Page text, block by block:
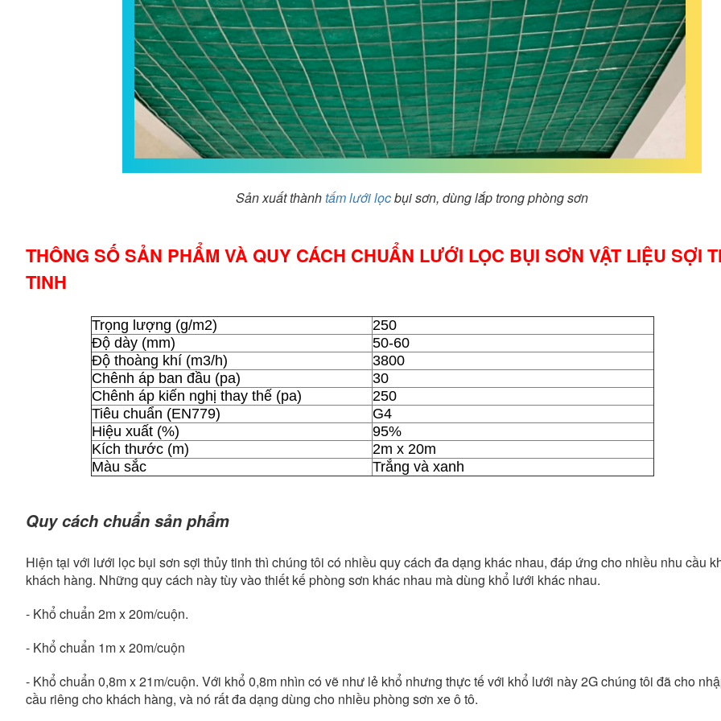
Sản xuất thànhtấm lưới lọcbụi sơn, dùng lắp trong phòng sơn
THÔNG SỐ SẢN PHẨM VÀ QUY CÁCH CHUẨN LƯỚI LỌC BỤI SƠN VẬT LIỆU SỢI
TINH
Trọng lượng (g/m2)
250
Độ dày (mm)
50-60
Độ thoàng khí (m3/h)
3800
Chênh áp ban đầu (pa)
30
Chênh áp kiến nghị thay thế (pa)
250
Tiêu chuẩn (EN779)
G4
Hiệu xuất (%)
95%
Kích thước (m)
2m x 20m
Màu sắc
Trắng và xanh
Quy cách chuẩn sản phẩm
Hiện tại với lưới lọc bụi sơn sợi thủy tinh thì chúng tôi có nhiều quy cách đa dạng khác nhau, đáp ứng cho nhiều nhu cầu
khách hàng. Những quy cách này tùy vào thiết kế phòng sơn khác nhau mà dùng khổ lưới khác nhau.
- Khổ chuẩn 2m x 20m/cuộn.
- Khổ chuẩn 1m x 20m/cuộn
- Khổ chuẩn 0,8m x 21m/cuộn. Với khổ 0,8m nhìn có vẽ như lẻ khổ nhưng thực tế với khổ lưới này 2G chúng tôi đã cho
cầu riêng cho khách hàng, và nó rất đa dạng dùng cho nhiều phòng sơn xe ô tô.